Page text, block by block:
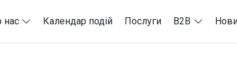
нас Календар подій Послуги B2B